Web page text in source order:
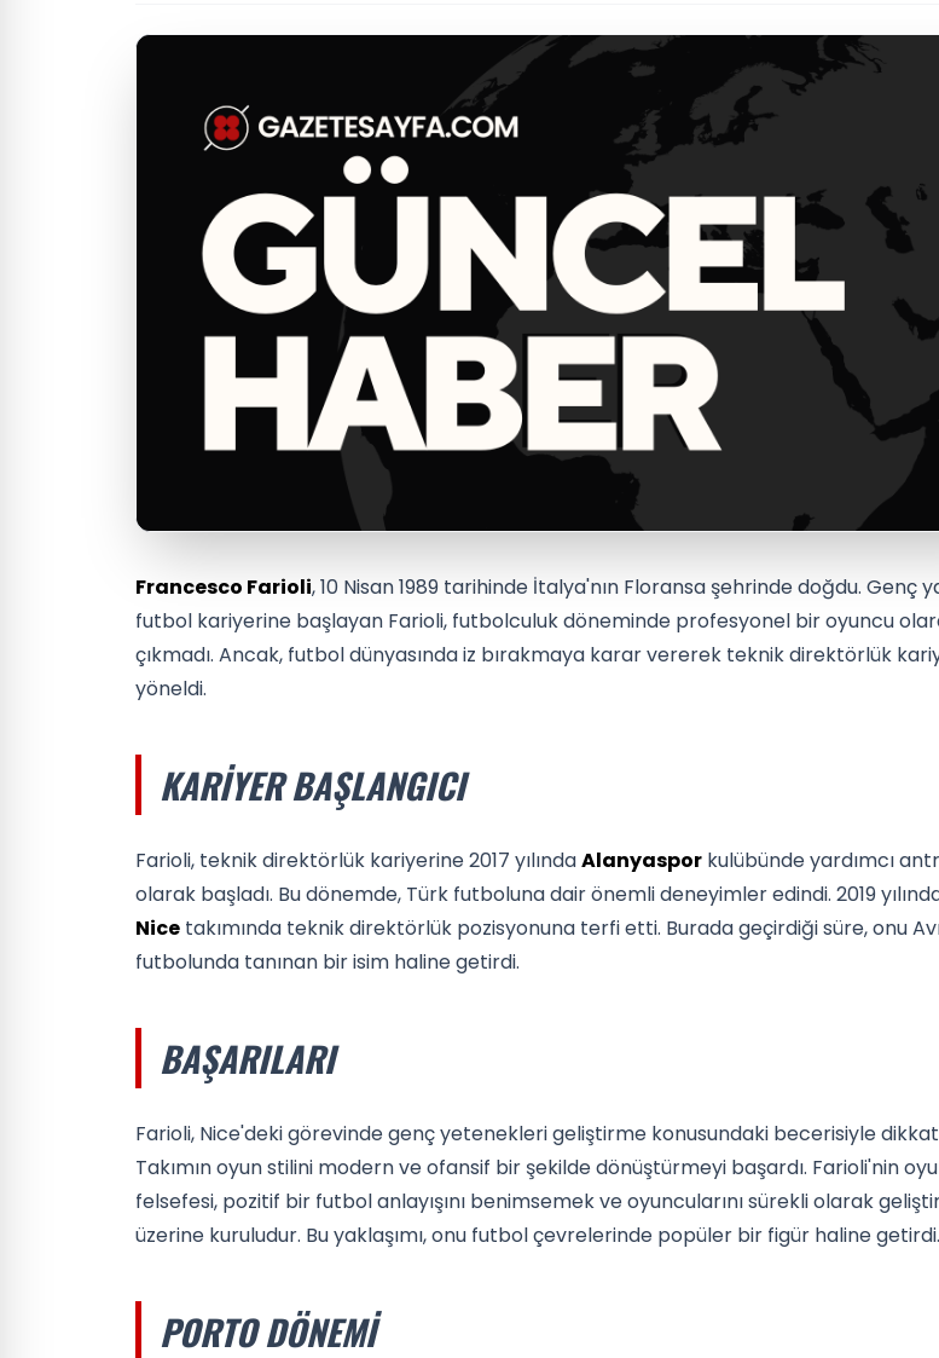
Francesco Farioli, 10 Nisan 1989 tarihinde İtalya'nın Floransa şehrinde doğdu. Genç
futbol kariyerine başlayan Farioli, futbolculuk döneminde profesyonel bir oyuncu
çıkmadı. Ancak, futbol dünyasında iz bırakmaya karar vererek teknik direktörlük
yöneldi.
KARIYER BAŞLANGICI
Farioli, teknik direktörlük kariyerine 2017 yılındaAlanyaspor kulübünde yardımcı
olarak başladı. Bu dönemde, Türk futboluna dair önemli deneyimler edindi. 2019
Nice takımında teknik direktörlük pozisyonuna terfi etti. Burada geçirdiği süre, onu
futbolunda tanınan bir isim haline getirdi.
BAŞARILARI
Farioli, Nice'deki görevinde genç yetenekleri geliştirme konusundaki becerisiyle
Takımın oyun stilini modern ve ofansif bir şekilde dönüştürmeyi başardı. Farioli'nin
felsefesi, pozitif bir futbol anlayışını benimsemek ve oyuncularını sürekli olarak
üzerine kuruludur. Bu yaklaşımı, onu futbol çevrelerinde popüler bir figür haline getirdi.
PORTO DÖNEMI